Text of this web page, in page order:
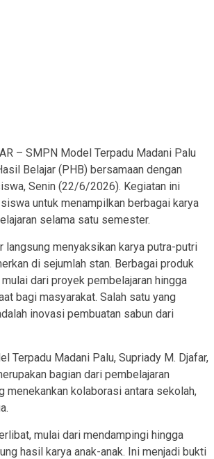
– SMPN Model Terpadu Madani Palu
Belajar (PHB) bersamaan dengan
Senin (22/6/2026). Kegiatan ini
untuk menampilkan berbagai karya
selama satu semester.
langsung menyaksikan karya putra-putri
di sejumlah stan. Berbagai produk
dari proyek pembelajaran hingga
bagi masyarakat. Salah satu yang
inovasi pembuatan sabun dari
Terpadu Madani Palu, Supriady M. Djafar,
bagian dari pembelajaran
menekankan kolaborasi antara sekolah,
mulai dari mendampingi hingga
hasil karya anak-anak. Ini menjadi bukti